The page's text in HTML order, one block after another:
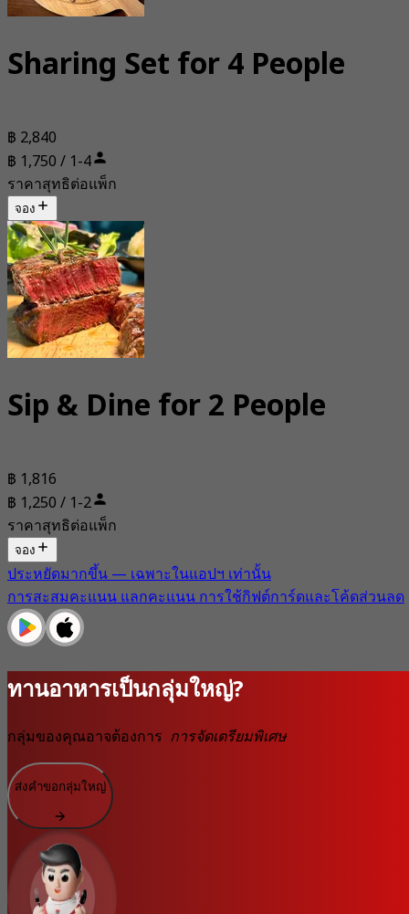
Sharing Set for 4 People
฿ 2,840
฿ 1,750 / 1-4
ราคาสุทธิต่อแพ็ก
จอง
Sip & Dine for 2 People
฿ 1,816
฿ 1,250 / 1-2
ราคาสุทธิต่อแพ็ก
จอง
ประหยัดมากขึ้น — เฉพาะในแอปฯ เท่านั้น
การสะสมคะแนน แลกคะแนน การใช้กิฟต์การ์ดและโค้ดส่วนลด
ทานอาหารเป็นกลุ่มใหญ่?
กลุ่มของคุณอาจต้องการ การจัดเตรียมพิเศษ
ส่งคำขอกลุ่มใหญ่